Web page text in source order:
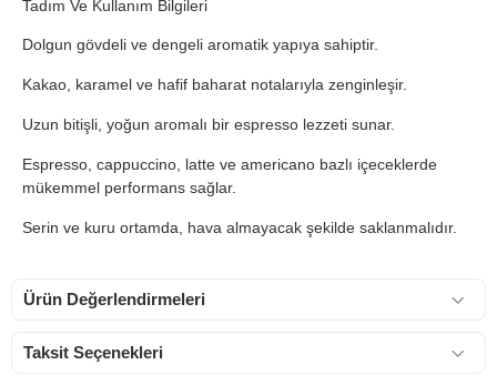
Tadım Ve Kullanım Bilgileri
Dolgun gövdeli ve dengeli aromatik yapıya sahiptir.
Kakao, karamel ve hafif baharat notalarıyla zenginleşir.
Uzun bitişli, yoğun aromalı bir espresso lezzeti sunar.
Espresso, cappuccino, latte ve americano bazlı içeceklerde
mükemmel performans sağlar.
Serin ve kuru ortamda, hava almayacak şekilde saklanmalıdır.
Ürün Değerlendirmeleri
Taksit Seçenekleri